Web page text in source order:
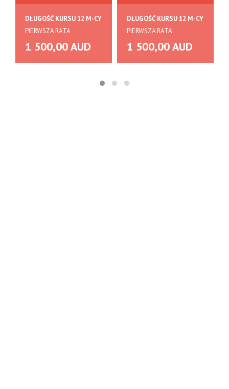
DŁUGOŚĆ KURSU 12 M-CY
PIERWSZA RATA
1 500,00 AUD
DŁUGOŚĆ KURSU 12 M-CY
PIERWSZA RATA
1 500,00 AUD